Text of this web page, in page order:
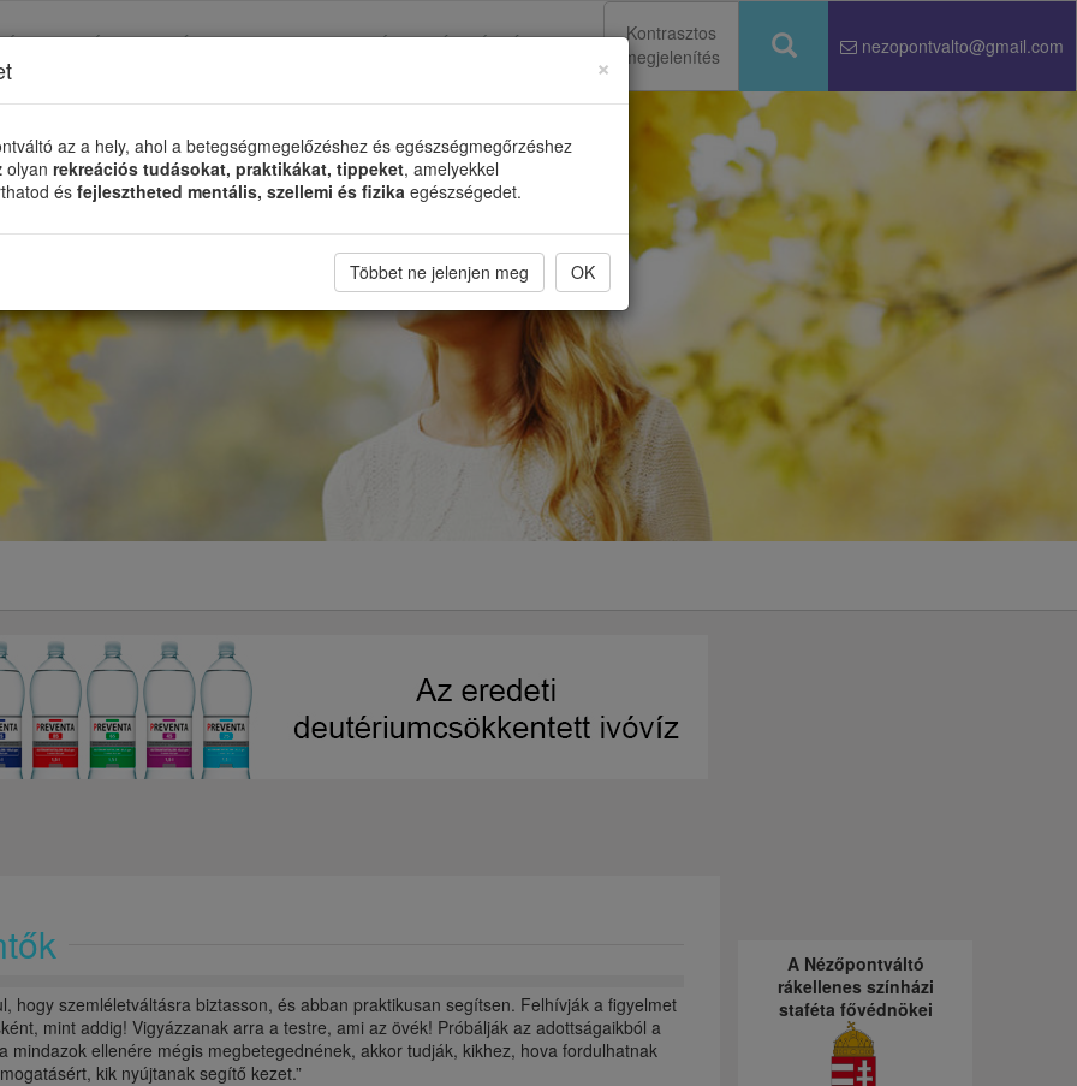
Kontrasztos
megjelenítés
nezopontvalto@gmail.com
hogy szemléletváltásra biztasson, és abban praktikusan segítsen. Felhívják a figyelmet
mint addig! Vigyázzanak arra a testre, ami az övék! Próbálják az adottságaikból a
mindazok ellenére mégis megbetegednének, akkor tudják, kikhez, hova fordulhatnak
kik nyújtanak segítő kezet.”
A Nézőpontváltó
rákellenes színházi
staféta fővédnökei
×
az a hely, ahol a betegségmegelőzéshez és egészségmegőrzéshez
olyan rekreációs tudásokat, praktikákat, tippeket, amelyekkel
ésfejlesztheted mentális, szellemi és fizika egészségedet.
Többet ne jelenjen meg OK